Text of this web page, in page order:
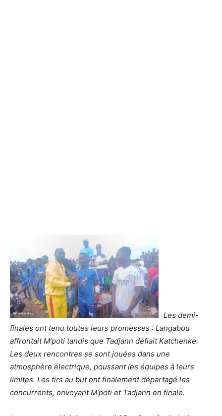
Les demi-
finales ont tenu toutes leurs promesses : Langabou
affrontait M’poti tandis que Tadjann défiait Katchenke.
Les deux rencontres se sont jouées dans une
atmosphère électrique, poussant les équipes à leurs
limites. Les tirs au but ont finalement départagé les
concurrents, envoyant M’poti et Tadjann en finale.